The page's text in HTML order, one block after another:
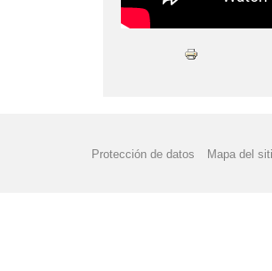
Protección de datos Mapa del